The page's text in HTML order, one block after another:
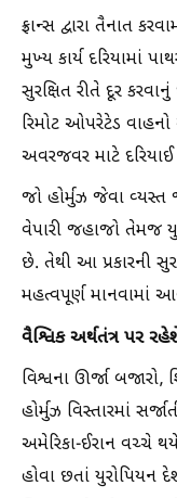
ફ્રાન્સ દ્વારા તૈનાત
મુખ્ય કાર્ય દરિયામાં
સુરક્ષિત રીતે દૂર
રિમોટ ઓપરેટેડ
અવરજવર માટે દરિયાઈ
જો હોર્મુઝ જેવા વ્યસ્ત
વેપારી જહાજો તેમજ
છે. તેથી આ પ્રકારની
મહત્વપૂર્ણ માનવામાં
વૈશ્વિક અર્થતંત્ર પર
વિશ્વના ઊર્જા
હોર્મુઝ વિસ્તારમાં
અમેરિકા-ઈરાન વચ્ચે
હોવા છતાં યુરોપિયન